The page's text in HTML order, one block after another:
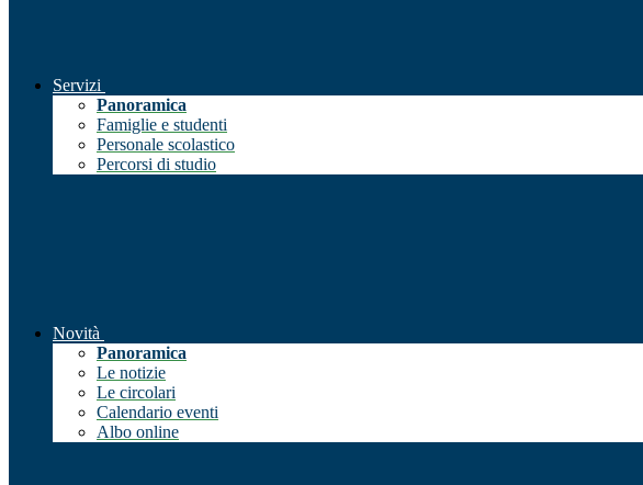
Servizi
Panoramica
Famiglie e studenti
Personale scolastico
Percorsi di studio
Novità
Panoramica
Le notizie
Le circolari
Calendario eventi
Albo online